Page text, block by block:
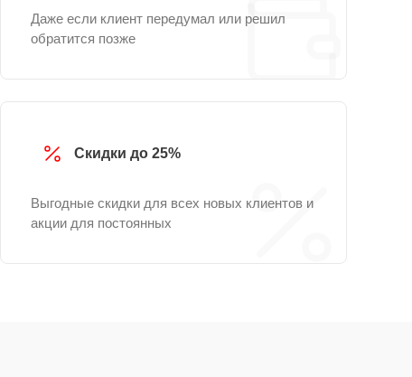
Даже если клиент передумал или решил
обратится позже
Скидки до 25%
Выгодные скидки для всех новых клиентов и
акции для постоянных